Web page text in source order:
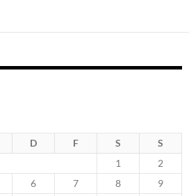
D F S S
1
2
6 7 8
9